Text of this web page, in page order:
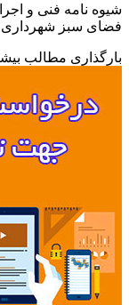
نامه فنی و اجرایی
سبز شهرداری
مطالب بیشتر